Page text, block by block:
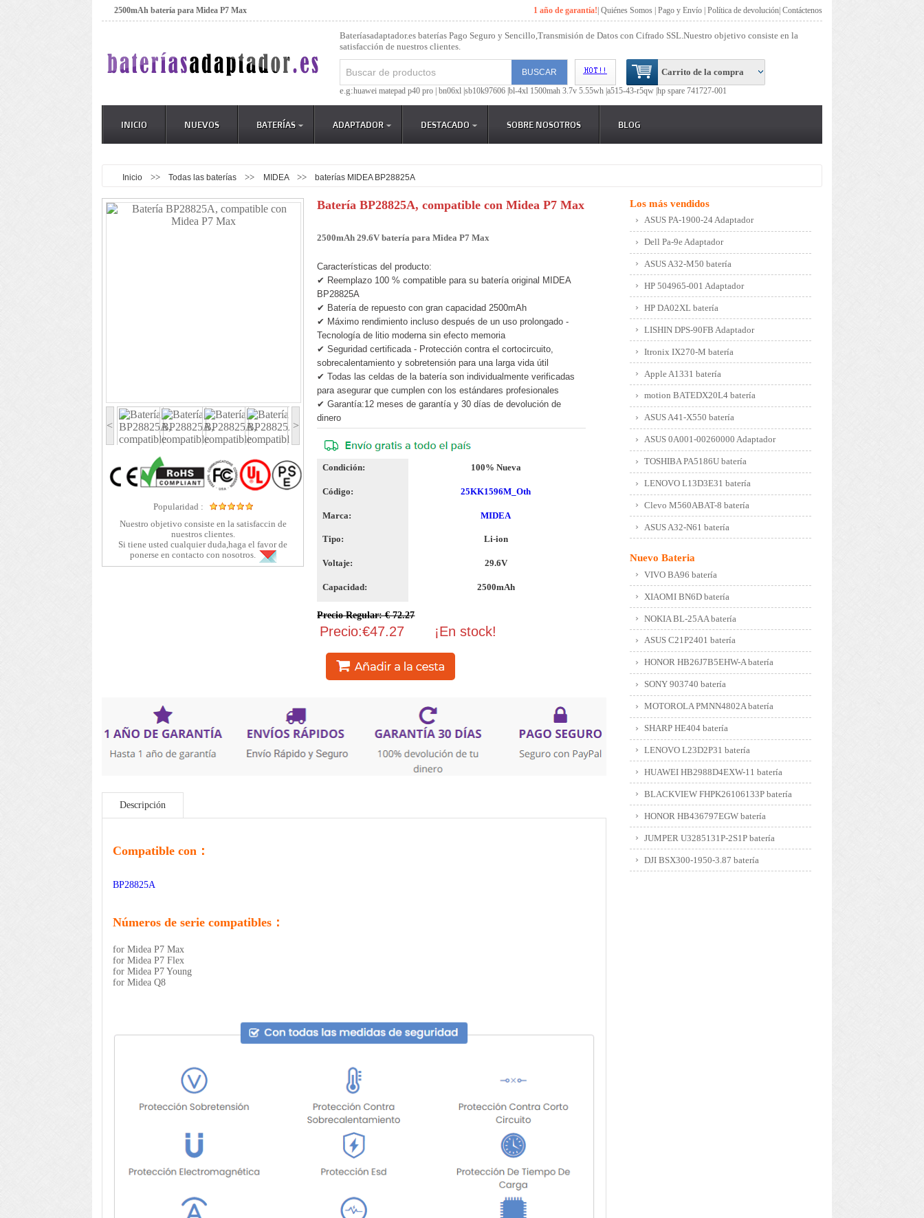
2500mAh batería para Midea P7 Max 1 año de garantía! |Quiénes Somos |Pago y Envío |Política de devolución |Contáctenos
Bateríasadaptador.es baterías Pago Seguro y Sencillo,Transmisión de Datos con Cifrado SSL.Nuestro objetivo consiste en la
satisfacción de nuestros clientes.
Carrito de la compra
e.g:huawei matepad p40 pro | bn06xl | sb10k97606 | bl-4xl 1500mah 3.7v 5.55wh | a515-43-r5qw | hp spare 741727-001
INICIO NUEVOS BATERÍAS ADAPTADOR DESTACADO SOBRE NOSOTROS BLOG
Inicio >> Todas las baterías >> MIDEA >> baterías MIDEA BP28825A
< >
Popularidad :
Nuestro objetivo consiste en la satisfaccin de
nuestros clientes.
Si tiene usted cualquier duda,haga el favor de
ponerse en contacto con nosotros.
Batería BP28825A, compatible con Midea P7 Max
2500mAh 29.6V batería para Midea P7 Max
Características del producto:
✔ Reemplazo 100 % compatible para su batería original MIDEA
BP28825A
✔ Batería de repuesto con gran capacidad 2500mAh
✔ Máximo rendimiento incluso después de un uso prolongado -
Tecnología de litio moderna sin efecto memoria
✔ Seguridad certificada - Protección contra el cortocircuito,
sobrecalentamiento y sobretensión para una larga vida útil
✔ Todas las celdas de la batería son individualmente verificadas
para asegurar que cumplen con los estándares profesionales
✔ Garantía:12 meses de garantía y 30 días de devolución de
dinero
Condición: 100% Nueva
Código: 25KK1596M_Oth
Marca: MIDEA
Tipo: Li-ion
Voltaje: 29.6V
Capacidad: 2500mAh
Precio Regular: € 72.27
Precio:€47.27 ¡En stock!
Descripción
Compatible con：
BP28825A
Números de serie compatibles：
for Midea P7 Max
for Midea P7 Flex
for Midea P7 Young
for Midea Q8
Los más vendidos
ASUS PA-1900-24 Adaptador
Dell Pa-9e Adaptador
ASUS A32-M50 batería
HP 504965-001 Adaptador
HP DA02XL batería
LISHIN DPS-90FB Adaptador
Itronix IX270-M batería
Apple A1331 batería
motion BATEDX20L4 batería
ASUS A41-X550 batería
ASUS 0A001-00260000 Adaptador
TOSHIBA PA5186U batería
LENOVO L13D3E31 batería
Clevo M560ABAT-8 batería
ASUS A32-N61 batería
Nuevo Bateria
VIVO BA96 batería
XIAOMI BN6D batería
NOKIA BL-25AA batería
ASUS C21P2401 batería
HONOR HB26J7B5EHW-A batería
SONY 903740 batería
MOTOROLA PMNN4802A batería
SHARP HE404 batería
LENOVO L23D2P31 batería
HUAWEI HB2988D4EXW-11 batería
BLACKVIEW FHPK26106133P batería
HONOR HB436797EGW batería
JUMPER U3285131P-2S1P batería
DJI BSX300-1950-3.87 batería